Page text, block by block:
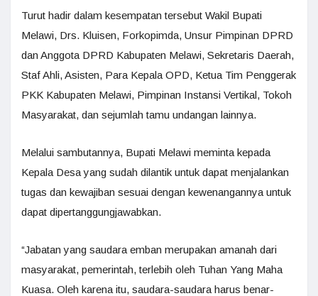
Turut hadir dalam kesempatan tersebut Wakil Bupati
Melawi, Drs. Kluisen, Forkopimda, Unsur Pimpinan DPRD
dan Anggota DPRD Kabupaten Melawi, Sekretaris Daerah,
Staf Ahli, Asisten, Para Kepala OPD, Ketua Tim Penggerak
PKK Kabupaten Melawi, Pimpinan Instansi Vertikal, Tokoh
Masyarakat, dan sejumlah tamu undangan lainnya.
Melalui sambutannya, Bupati Melawi meminta kepada
Kepala Desa yang sudah dilantik untuk dapat menjalankan
tugas dan kewajiban sesuai dengan kewenangannya untuk
dapat dipertanggungjawabkan.
“Jabatan yang saudara emban merupakan amanah dari
masyarakat, pemerintah, terlebih oleh Tuhan Yang Maha
Kuasa. Oleh karena itu, saudara-saudara harus benar-